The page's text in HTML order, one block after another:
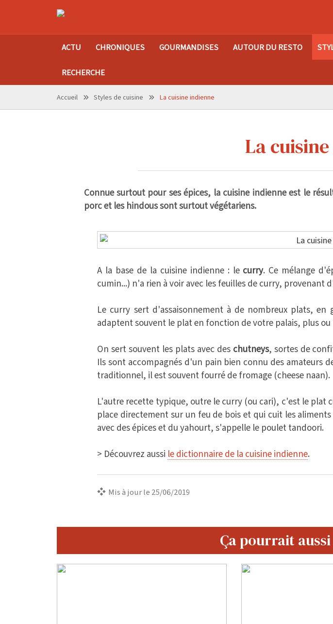
ACTU CHRONIQUES GOURMANDISES AUTOUR DU RESTO
RECHERCHE
Accueil Styles de cuisine La cuisine indienne
La
Connue surtout pour ses épices, la cuisine indienne est le
porc et les hindous sont surtout végétariens.
A la base de la cuisine indienne : le curry. Ce mélange
cumin...) n'a rien à voir avec les feuilles de curry, provenant
Le curry sert d'assaisonnement à de nombreux plats, en
adaptent souvent le plat en fonction de votre palais, plus ou
On sert souvent les plats avec des chutneys, sortes de
Ils sont accompagnés d'un pain bien connu des amateurs
traditionnel, il est souvent fourré de fromage (cheese naan).
L'autre recette typique, outre le curry (ou cari), c'est le
place directement sur un feu de bois et qui cuit les
avec des épices et du yahourt, s'appelle le poulet tandoori.
> Découvrez aussi le dictionnaire de la cuisine indienne.
Mis à jour le 25/06/2019
Ça pourrait